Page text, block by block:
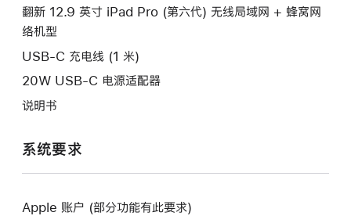
口。
窗
翻新 12.9 英寸 iPad Pro (第六代) 无线局域网 + 蜂窝网
络机型
USB-C 充电线 (1 米)
20W USB-C 电源适配器
说明书
系统要求
Apple 账户 (部分功能有此要求)